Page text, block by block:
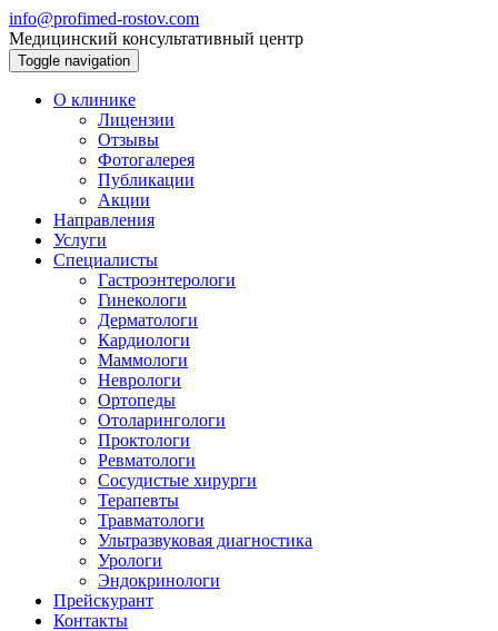
info@profimed-rostov.com
Медицинский консультативный центр
Toggle navigation
О клинике
Лицензии
Отзывы
Фотогалерея
Публикации
Акции
Направления
Услуги
Специалисты
Гастроэнтерологи
Гинекологи
Дерматологи
Кардиологи
Маммологи
Неврологи
Ортопеды
Отоларингологи
Проктологи
Ревматологи
Сосудистые хирурги
Терапевты
Травматологи
Ультразвуковая диагностика
Урологи
Эндокринологи
Прейскурант
Контакты